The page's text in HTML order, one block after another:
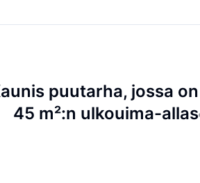
puutarha, jossa on
45 m²:n ulkouima-allas